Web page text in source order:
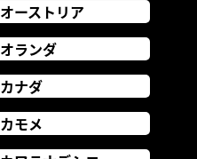
オーストリア
オランダ
カナダ
カモメ